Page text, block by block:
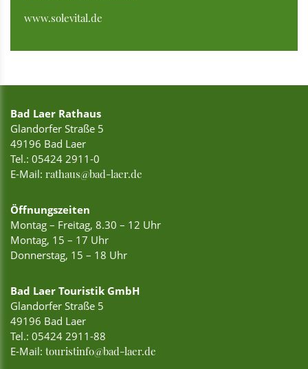
www.solevital.de
Bad Laer Rathaus
Glandorfer Straße 5
49196 Bad Laer
Tel.: 05424 2911-0
E-Mail: rathaus@bad-laer.de
Öffnungszeiten
Montag – Freitag, 8.30 – 12 Uhr
Montag, 15 – 17 Uhr
Donnerstag, 15 – 18 Uhr
Bad Laer Touristik GmbH
Glandorfer Straße 5
49196 Bad Laer
Tel.: 05424 2911-88
E-Mail: touristinfo@bad-laer.de